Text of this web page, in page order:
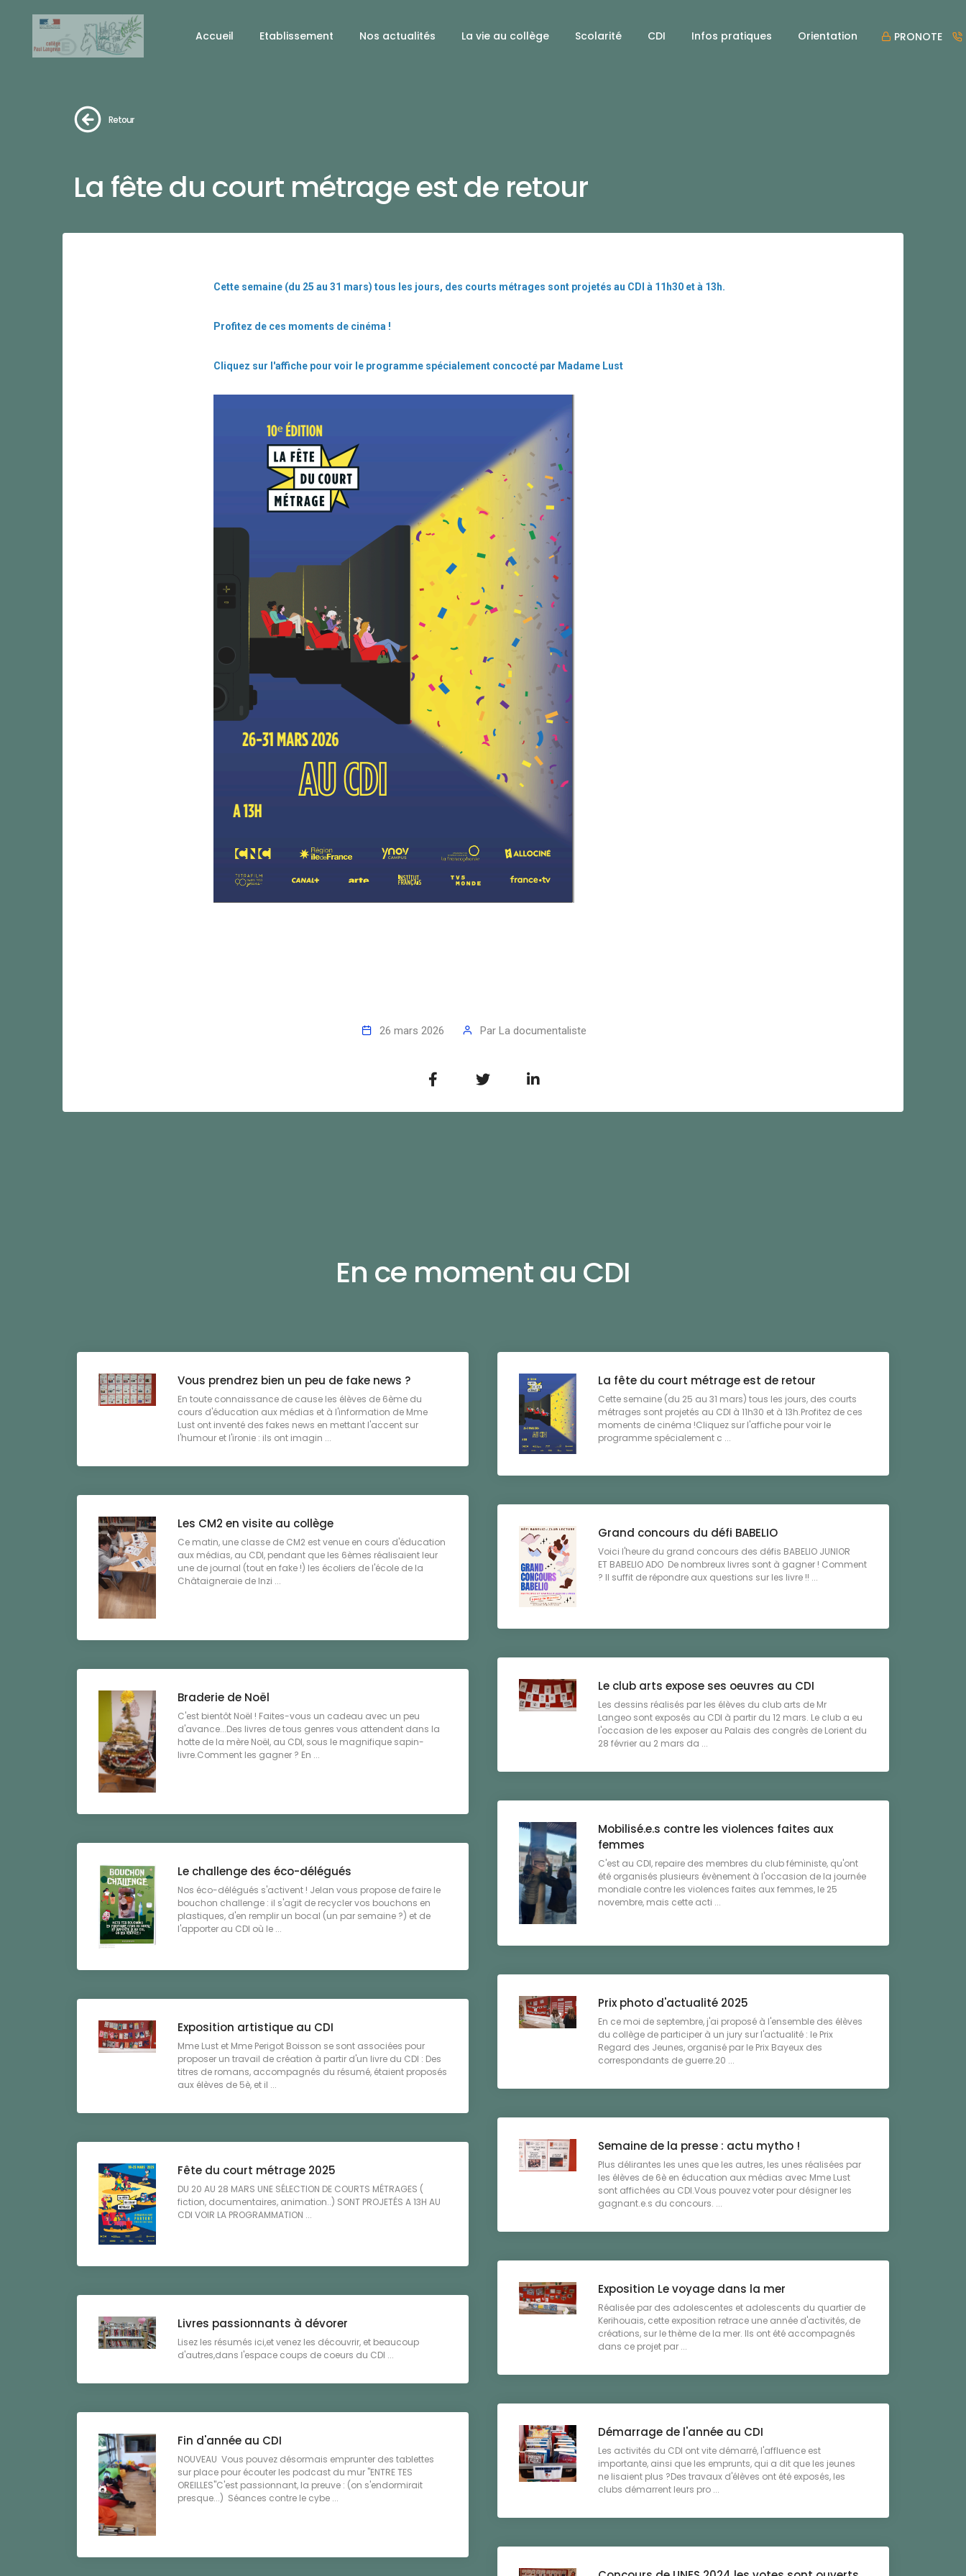
Accueil Etablissement Nos actualités La vie au collège Scolarité CDI Infos pratiques Orientation PRONOTE
Retour
La fête du court métrage est de retour
Cette semaine (du 25 au 31 mars) tous les jours, des courts métrages sont projetés au CDI à 11h30 et à 13h.
Profitez de ces moments de cinéma !
Cliquez sur l'affiche pour voir le programme spécialement concocté par Madame Lust
26 mars 2026 Par La documentaliste
En ce moment au CDI
Vous prendrez bien un peu de fake news ?
En toute connaissance de cause les élèves de 6ème du
cours d'éducation aux médias et à l'information de Mme
Lust ont inventé des fakes news en mettant l'accent sur
l'humour et l'ironie : ils ont imagin ...
La fête du court métrage est de retour
Cette semaine (du 25 au 31 mars) tous les jours, des courts
métrages sont projetés au CDI à 11h30 et à 13h.Profitez de ces
moments de cinéma !Cliquez sur l'affiche pour voir le
programme spécialement c ...
Les CM2 en visite au collège
Ce matin, une classe de CM2 est venue en cours d'éducation
aux médias, au CDI, pendant que les 6èmes réalisaient leur
une de journal (tout en fake !) les écoliers de l'école de la
Châtaigneraie de Inzi ...
Grand concours du défi BABELIO
Voici l'heure du grand concours des défis BABELIO JUNIOR
ET BABELIO ADO De nombreux livres sont à gagner ! Comment
? Il suffit de répondre aux questions sur les livre !! ...
Le club arts expose ses oeuvres au CDI
Les dessins réalisés par les élèves du club arts de Mr
Langeo sont exposés au CDI à partir du 12 mars. Le club a eu
l'occasion de les exposer au Palais des congrès de Lorient du
28 février au 2 mars da ...
Braderie de Noël
C'est bientôt Noël ! Faites-vous un cadeau avec un peu
d'avance...Des livres de tous genres vous attendent dans la
hotte de la mère Noël, au CDI, sous le magnifique sapin-
livre.Comment les gagner ? En ...
Mobilisé.e.s contre les violences faites aux
femmes
C'est au CDI, repaire des membres du club féministe, qu'ont
été organisés plusieurs évènement à l'occasion de la journée
mondiale contre les violences faites aux femmes, le 25
novembre, mais cette acti ...
Le challenge des éco-délégués
Nos éco-délégués s'activent ! Jelan vous propose de faire le
bouchon challenge : il s'agit de recycler vos bouchons en
plastiques, d'en remplir un bocal (un par semaine ?) et de
l'apporter au CDI où le ...
Prix photo d'actualité 2025
En ce moi de septembre, j'ai proposé à l'ensemble des élèves
du collège de participer à un jury sur l'actualité : le Prix
Regard des Jeunes, organisé par le Prix Bayeux des
correspondants de guerre.20 ...
Exposition artistique au CDI
Mme Lust et Mme Perigot Boisson se sont associées pour
proposer un travail de création à partir d'un livre du CDI : Des
titres de romans, accompagnés du résumé, étaient proposés
aux élèves de 5è, et il ...
Semaine de la presse : actu mytho !
Plus délirantes les unes que les autres, les unes réalisées par
les élèves de 6è en éducation aux médias avec Mme Lust
sont affichées au CDI.Vous pouvez voter pour désigner les
gagnant.e.s du concours. ...
Fête du court métrage 2025
DU 20 AU 28 MARS UNE SÉLECTION DE COURTS MÉTRAGES (
fiction, documentaires, animation..) SONT PROJETÉS A 13H AU
CDI VOIR LA PROGRAMMATION ...
Exposition Le voyage dans la mer
Réalisée par des adolescentes et adolescents du quartier de
Kerihouais, cette exposition retrace une année d'activités, de
créations, sur le thème de la mer. Ils ont été accompagnés
dans ce projet par ...
Livres passionnants à dévorer
Lisez les résumés ici,et venez les découvrir, et beaucoup
d'autres,dans l'espace coups de coeurs du CDI ...
Démarrage de l'année au CDI
Les activités du CDI ont vite démarré, l'affluence est
importante, ainsi que les emprunts, qui a dit que les jeunes
ne lisaient plus ?Des travaux d'élèves ont été exposés, les
clubs démarrent leurs pro ...
Fin d'année au CDI
NOUVEAU Vous pouvez désormais emprunter des tablettes
sur place pour écouter les podcast du mur "ENTRE TES
OREILLES"C'est passionnant, la preuve : (on s'endormirait
presque...) Séances contre le cybe ...